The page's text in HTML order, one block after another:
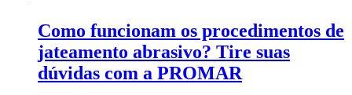
Como funcionam os procedimentos de
jateamento abrasivo? Tire suas
dúvidas com a PROMAR